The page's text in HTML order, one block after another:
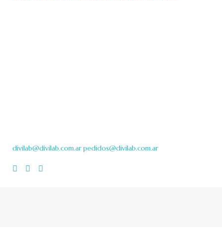
divilab@divilab.com.ar pedidos@divilab.com.ar